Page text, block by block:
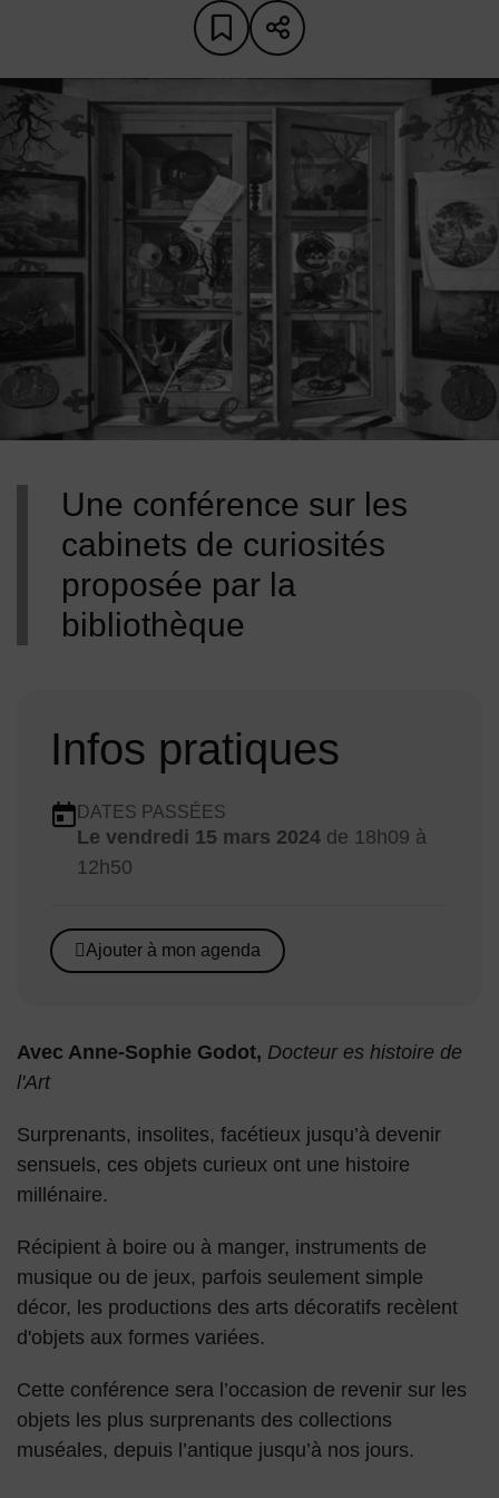
Ajouter aux favoris
Partager sur les
Une conférence sur les
cabinets de curiosités
proposée par la
bibliothèque
Infos pratiques
Dates en cours
DATES PASSÉES
Le vendredi 15 mars 2024 de 18h09 à
12h50
Ajouter à mon agenda
Avec Anne-Sophie Godot, Docteur es histoire de
l'Art
Surprenants, insolites, facétieux jusqu’à devenir
sensuels, ces objets curieux ont une histoire
millénaire.
Récipient à boire ou à manger, instruments de
musique ou de jeux, parfois seulement simple
décor, les productions des arts décoratifs recèlent
d'objets aux formes variées.
Cette conférence sera l’occasion de revenir sur les
objets les plus surprenants des collections
muséales, depuis l’antique jusqu’à nos jours.